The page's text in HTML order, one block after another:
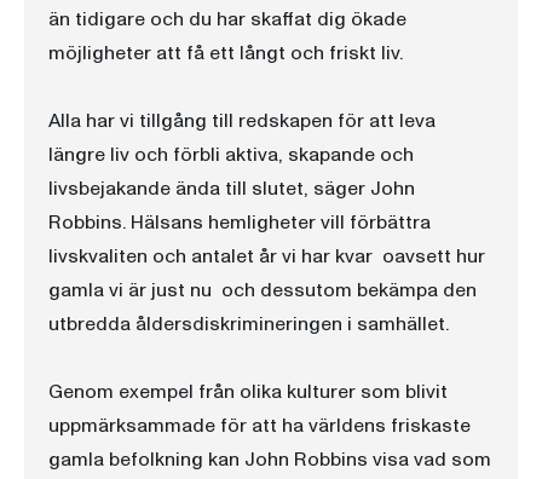
än tidigare och du har skaffat dig ökade
möjligheter att få ett långt och friskt liv.
Alla har vi tillgång till redskapen för att leva
längre liv och förbli aktiva, skapande och
livsbejakande ända till slutet, säger John
Robbins. Hälsans hemligheter vill förbättra
livskvaliten och antalet år vi har kvar  oavsett hur
gamla vi är just nu  och dessutom bekämpa den
utbredda åldersdiskrimineringen i samhället.
Genom exempel från olika kulturer som blivit
uppmärksammade för att ha världens friskaste
gamla befolkning kan John Robbins visa vad som